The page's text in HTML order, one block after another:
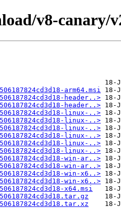
v8-canary/
arm64.msi
header..>
header..>
linux-..>
linux-..>
linux-..>
linux-..>
linux-..>
linux-..>
win-ar..>
win-ar..>
win-x6..>
win-x6..>
x64.msi